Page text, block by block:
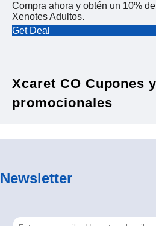
Compra ahora y obtén un 10%
Xenotes Adultos.
Get Deal
Xcaret CO Cupones
promocionales
Newsletter